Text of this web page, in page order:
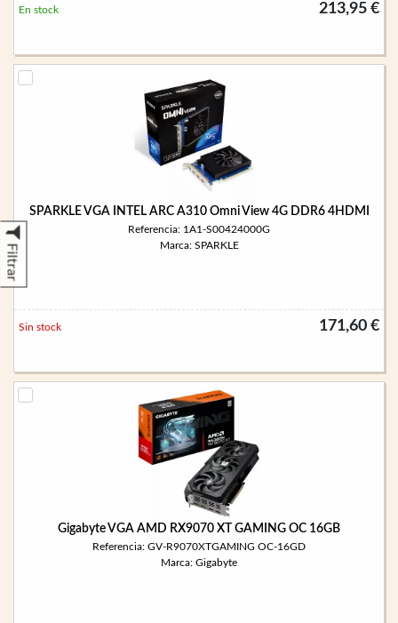
Filtrar
213,95 €
En stock
SPARKLE VGA INTEL ARC A310 Omni View 4G DDR6 4HDMI
Referencia: 1A1-S00424000G
Marca: SPARKLE
171,60 €
Sin stock
Gigabyte VGA AMD RX9070 XT GAMING OC 16GB
Referencia: GV-R9070XTGAMING OC-16GD
Marca: Gigabyte